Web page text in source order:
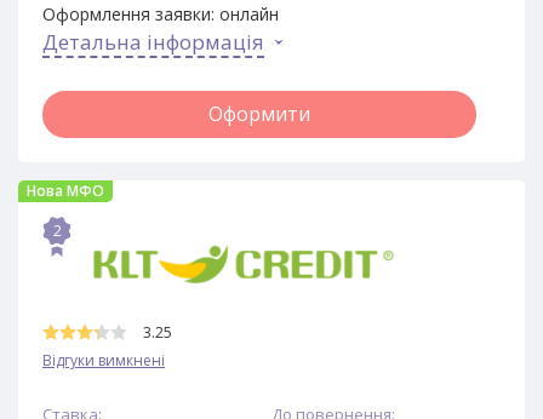
Оформлення заявки: онлайн
Детальна інформація
Оформити
Нова МФО
2
3.25
Відгуки вимкнені
Ставка: До повернення: